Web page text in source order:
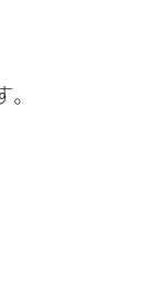
。